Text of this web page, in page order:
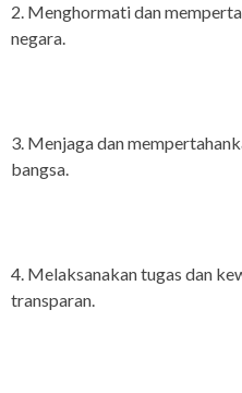
2. Menghormati dan
negara.
3. Menjaga dan
bangsa.
4. Melaksanakan tugas dan
transparan.